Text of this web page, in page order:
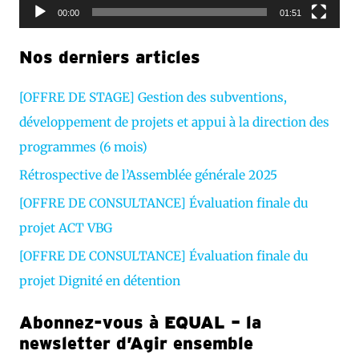
v
é
o
00:00 01:51
Nos derniers articles
[OFFRE DE STAGE] Gestion des subventions,
développement de projets et appui à la direction des
programmes (6 mois)
Rétrospective de l’Assemblée générale 2025
[OFFRE DE CONSULTANCE] Évaluation finale du
projet ACT VBG
[OFFRE DE CONSULTANCE] Évaluation finale du
projet Dignité en détention
Abonnez-vous à EQUAL – la
newsletter d’Agir ensemble